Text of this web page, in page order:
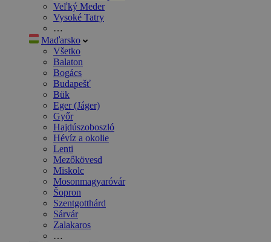
Veľký Meder
Vysoké Tatry
…
Maďarsko
Všetko
Balaton
Bogács
Budapešť
Bük
Eger (Jáger)
Győr
Hajdúszoboszló
Hévíz a okolie
Lenti
Mezőkövesd
Miskolc
Mosonmagyaróvár
Šopron
Szentgotthárd
Sárvár
Zalakaros
…